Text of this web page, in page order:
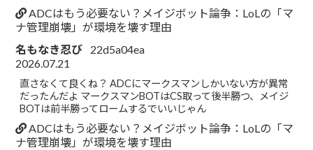
ADCはもう必要ない？メイジボット論争：LoLの「マ
ナ管理崩壊」が環境を壊す理由
名もなき忍び
22d5a04ea
2026.07.21
直さなくて良くね？ ADCにマークスマンしかいない方が異常
だったんだよ マークスマンBOTはCS取って後半勝つ、メイジ
BOTは前半勝ってロームするでいいじゃん
ADCはもう必要ない？メイジボット論争：LoLの「マ
ナ管理崩壊」が環境を壊す理由